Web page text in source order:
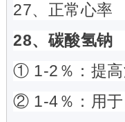
27、正常心率
28、碳酸氢钠
① 1-2％：提高
② 1-4％：用于